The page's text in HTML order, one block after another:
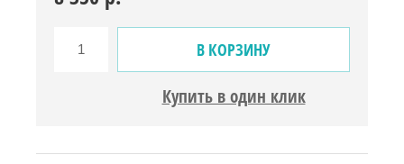
В КОРЗИНУ
Купить в один клик